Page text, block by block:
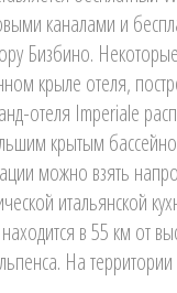
каналами и
Бизбино.
крыле отеля,
отеля Imperiale
крытым
можно взять
итальянской
в 55 км от
На